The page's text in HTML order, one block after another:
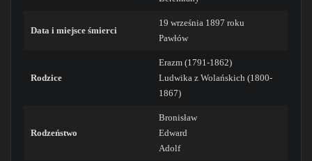
Data i miejsce śmierci
19 września 1897 roku
Pawłów
Rodzice
Erazm (1791-1862)
Ludwika z Wolańskich (1800-
1867)
Rodzeństwo
Bronisław
Edward
Adolf